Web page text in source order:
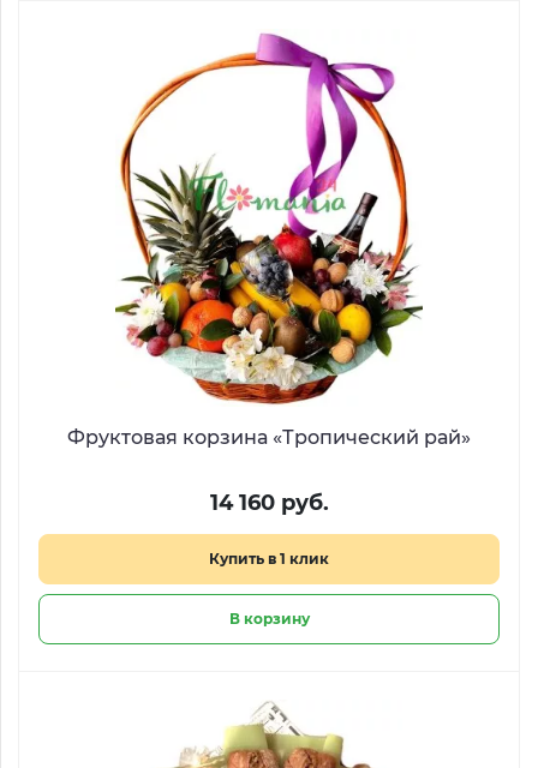
Фруктовая корзина «Тропический рай»
14 160 руб.
Купить в 1 клик
В корзину